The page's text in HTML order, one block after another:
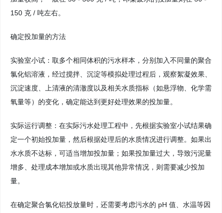
150 克 / 吨左右。
确定投加量的方法
实验室小试：取多个相同体积的污水样本，分别加入不同量的聚合
氯化铝溶液，经过搅拌、沉淀等模拟处理过程后，观察絮凝效果、
沉淀速度、上清液的清澈度以及相关水质指标（如悬浮物、化学需
氧量等）的变化，确定能达到更好处理效果的投加量。
实际运行调整：在实际污水处理工程中，先根据实验室小试结果确
定一个初始投加量，然后根据处理后的水质情况进行调整。如果出
水水质不达标，可适当增加投加量；如果投加量过大，导致污泥量
增多、处理成本增加或水质出现其他异常情况，则需要减少投加
量。
在确定聚合氯化铝投放量时，还需要考虑污水的 pH 值、水温等因